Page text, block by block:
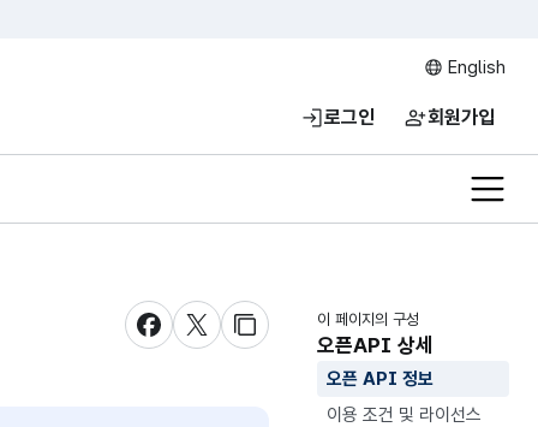
English
로그인 회원가입
전체
새창 열림새창 열림새창 열림
이 페이지의 구성
오픈API 상세
오픈 API 정보
이용 조건 및 라이선스